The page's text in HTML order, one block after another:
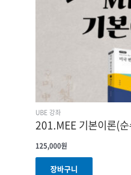
UBE 강좌
201.MEE 기본이론(
125,000원
장바구니